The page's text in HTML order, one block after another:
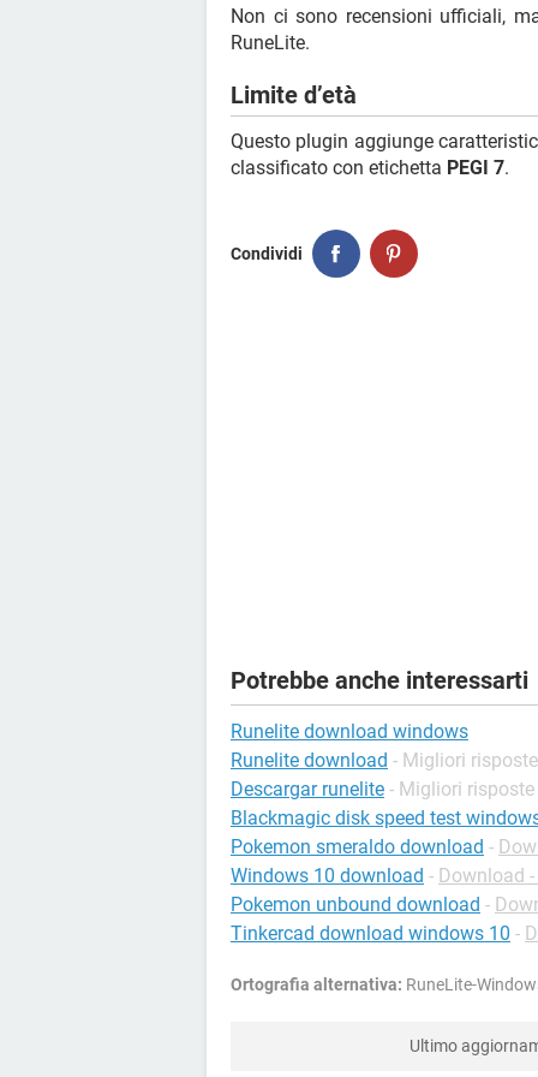
Non ci sono recensioni ufficiali,
RuneLite.
Limite d’età
Questo plugin aggiunge
classificato con etichetta PEGI 7.
Condividi
Potrebbe anche interessarti
Runelite download windows
Runelite download - Migliori risposte
Descargar runelite - Migliori risposte
Blackmagic disk speed test
Pokemon smeraldo download -
Windows 10 download - Download
Pokemon unbound download -
Tinkercad download windows 10 -
Ortografia alternativa: RuneLite-
Ultimo